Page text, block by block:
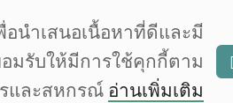
อนำเสนอเนื้อหาที่ดีและมี
มรับให้มีการใช้คุกกี้ตาม
และสหกรณ์ อ่านเพิ่มเติม